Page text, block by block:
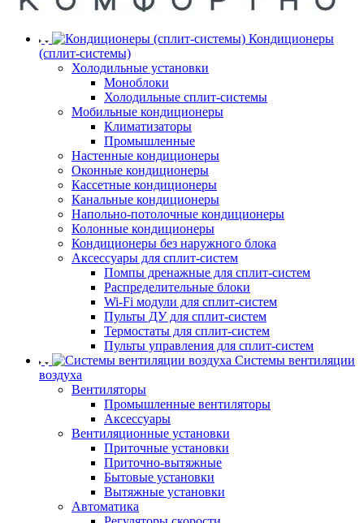
Кондиционеры
(сплит-системы)
Холодильные установки
Моноблоки
Холодильные сплит-системы
Мобильные кондиционеры
Климатизаторы
Промышленные
Настенные кондиционеры
Оконные кондиционеры
Кассетные кондиционеры
Канальные кондиционеры
Напольно-потолочные кондиционеры
Колонные кондиционеры
Кондиционеры без наружного блока
Аксессуары для сплит-систем
Помпы дренажные для сплит-систем
Распределительные блоки
Wi-Fi модули для сплит-систем
Пульты ДУ для сплит-систем
Термостаты для сплит-систем
Пульты управления для сплит-систем
Системы вентиляции
воздуха
Вентиляторы
Промышленные вентиляторы
Аксессуары
Вентиляционные установки
Приточные установки
Приточно-вытяжные
Бытовые установки
Вытяжные установки
Автоматика